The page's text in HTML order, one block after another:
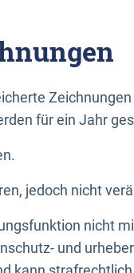
für ein Jahr
jedoch nicht
nicht
und